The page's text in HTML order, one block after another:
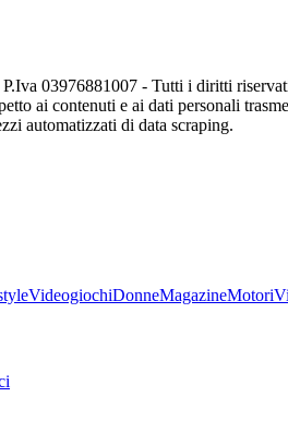
03976881007 - Tutti i diritti
ai contenuti e ai dati personali
automatizzati di data scraping.
VideogiochiDonneMagazineMotori